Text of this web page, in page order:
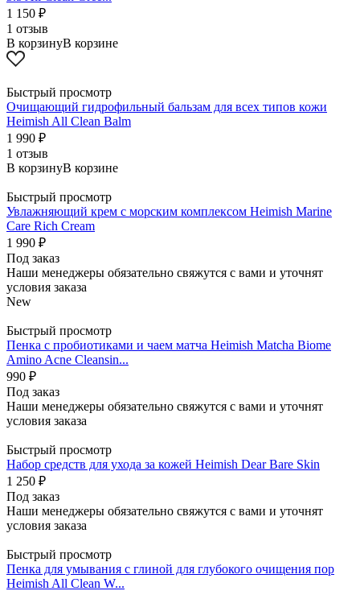
1 150 ₽
1 отзыв
В корзинуВ корзине
Быстрый просмотр
Очищающий гидрофильный бальзам для всех типов кожи
Heimish All Clean Balm
1 990 ₽
1 отзыв
В корзинуВ корзине
Быстрый просмотр
Увлажняющий крем с морским комплексом Heimish Marine
Care Rich Cream
1 990 ₽
Под заказ
Наши менеджеры обязательно свяжутся с вами и уточнят
условия заказа
New
Быстрый просмотр
Пенка с пробиотиками и чаем матча Heimish Matcha Biome
Amino Acne Cleansin...
990 ₽
Под заказ
Наши менеджеры обязательно свяжутся с вами и уточнят
условия заказа
Быстрый просмотр
Набор средств для ухода за кожей Heimish Dear Bare Skin
1 250 ₽
Под заказ
Наши менеджеры обязательно свяжутся с вами и уточнят
условия заказа
Быстрый просмотр
Пенка для умывания с глиной для глубокого очищения пор
Heimish All Clean W...